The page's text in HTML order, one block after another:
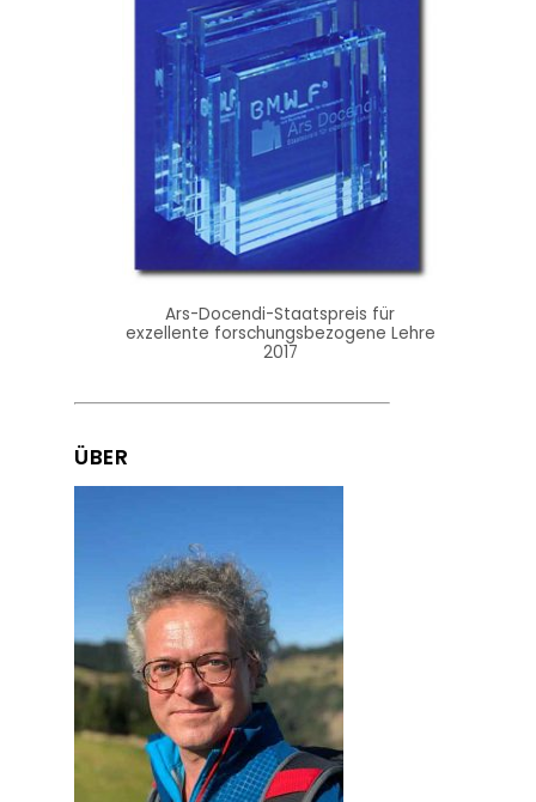
Ars-Docendi-Staatspreis für
exzellente forschungsbezogene Lehre
2017
ÜBER